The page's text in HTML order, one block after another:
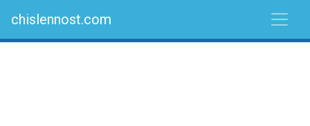
chislennost.com